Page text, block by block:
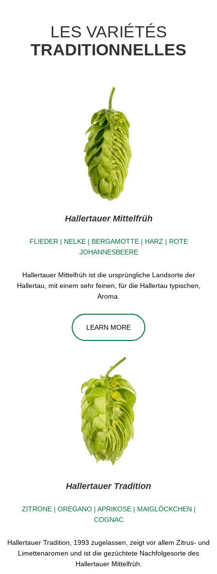
LES VARIÉTÉS
TRADITIONNELLES
Hallertauer Mittelfrüh
FLIEDER | NELKE | BERGAMOTTE | HARZ | ROTE
JOHANNESBEERE
Hallertauer Mittelfrüh ist die ursprüngliche Landsorte der
Hallertau, mit einem sehr feinen, für die Hallertau typischen,
Aroma.
LEARN MORE
Hallertauer Tradition
ZITRONE | OREGANO | APRIKOSE | MAIGLÖCKCHEN |
COGNAC
Hallertauer Tradition, 1993 zugelassen, zeigt vor allem Zitrus- und
Limettenaromen und ist die gezüchtete Nachfolgesorte des
Hallertauer Mittelfrüh.